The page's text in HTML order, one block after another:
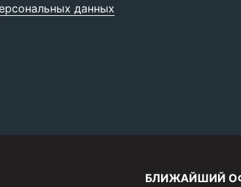
данных
БЛИЖАЙШИЙ